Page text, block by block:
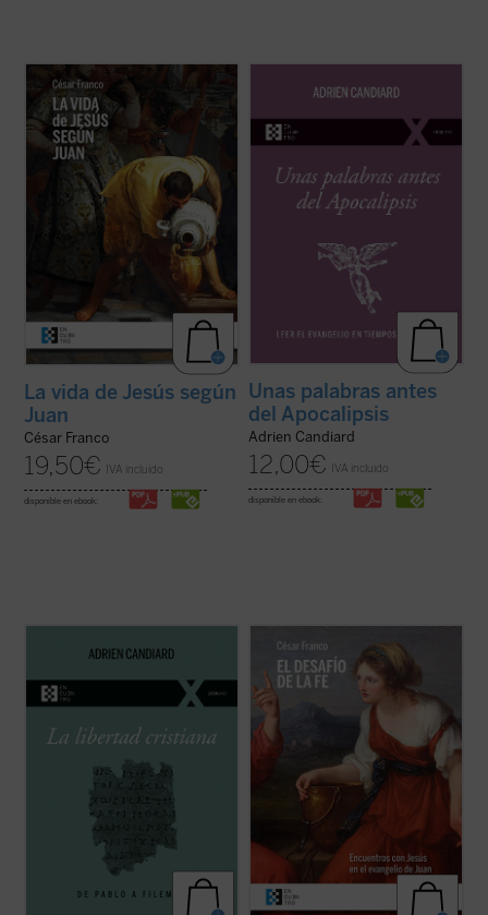
Este ensayo de Mons. César Franco ofrece
con estilo diáfano y apasionado una
introducción a la vida de Jesús narrada en
el evangelio de Juan, que permite al lector
acceder al texto sin complicaciones.
Dividido en dos partes, la primera ...
La vida de Jesús según
Juan
César Franco
19,50€ IVA incluido
disponible en ebook:
últimas décadas del siglo XX, el dominico
en un mundo firme y tranquilizador que, de
modo casi repentino, se ha hundido en el
Unas palabras antes
del Apocalipsis
Adrien Candiard
12,00€ IVA incluido
disponible en ebook:
joven dominico francés residente en Egipto,
conocimiento de la libertad cristiana, un
camino de alianza y amistad con Cristo, y
Los encuentros narrados en el evangelio
de Juan, descritos y desglosados en este
libro con gran maestría, forman pequeños
dramas o historias en los que el lector
puede ver retratada su postura personal
ante Cristo y juzgar si está en el camino ...
(ver ficha)